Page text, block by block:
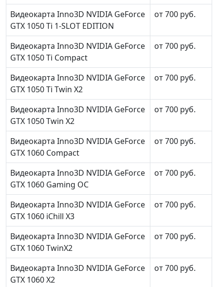
Видеокарта Inno3D NVIDIA GeForce
GTX 1050 Ti 1-SLOT EDITION
от 700 руб.
Видеокарта Inno3D NVIDIA GeForce
GTX 1050 Ti Compact
от 700 руб.
Видеокарта Inno3D NVIDIA GeForce
GTX 1050 Ti Twin X2
от 700 руб.
Видеокарта Inno3D NVIDIA GeForce
GTX 1050 Twin X2
от 700 руб.
Видеокарта Inno3D NVIDIA GeForce
GTX 1060 Compact
от 700 руб.
Видеокарта Inno3D NVIDIA GeForce
GTX 1060 Gaming OC
от 700 руб.
Видеокарта Inno3D NVIDIA GeForce
GTX 1060 iChill X3
от 700 руб.
Видеокарта Inno3D NVIDIA GeForce
GTX 1060 TwinX2
от 700 руб.
Видеокарта Inno3D NVIDIA GeForce
GTX 1060 X2
от 700 руб.